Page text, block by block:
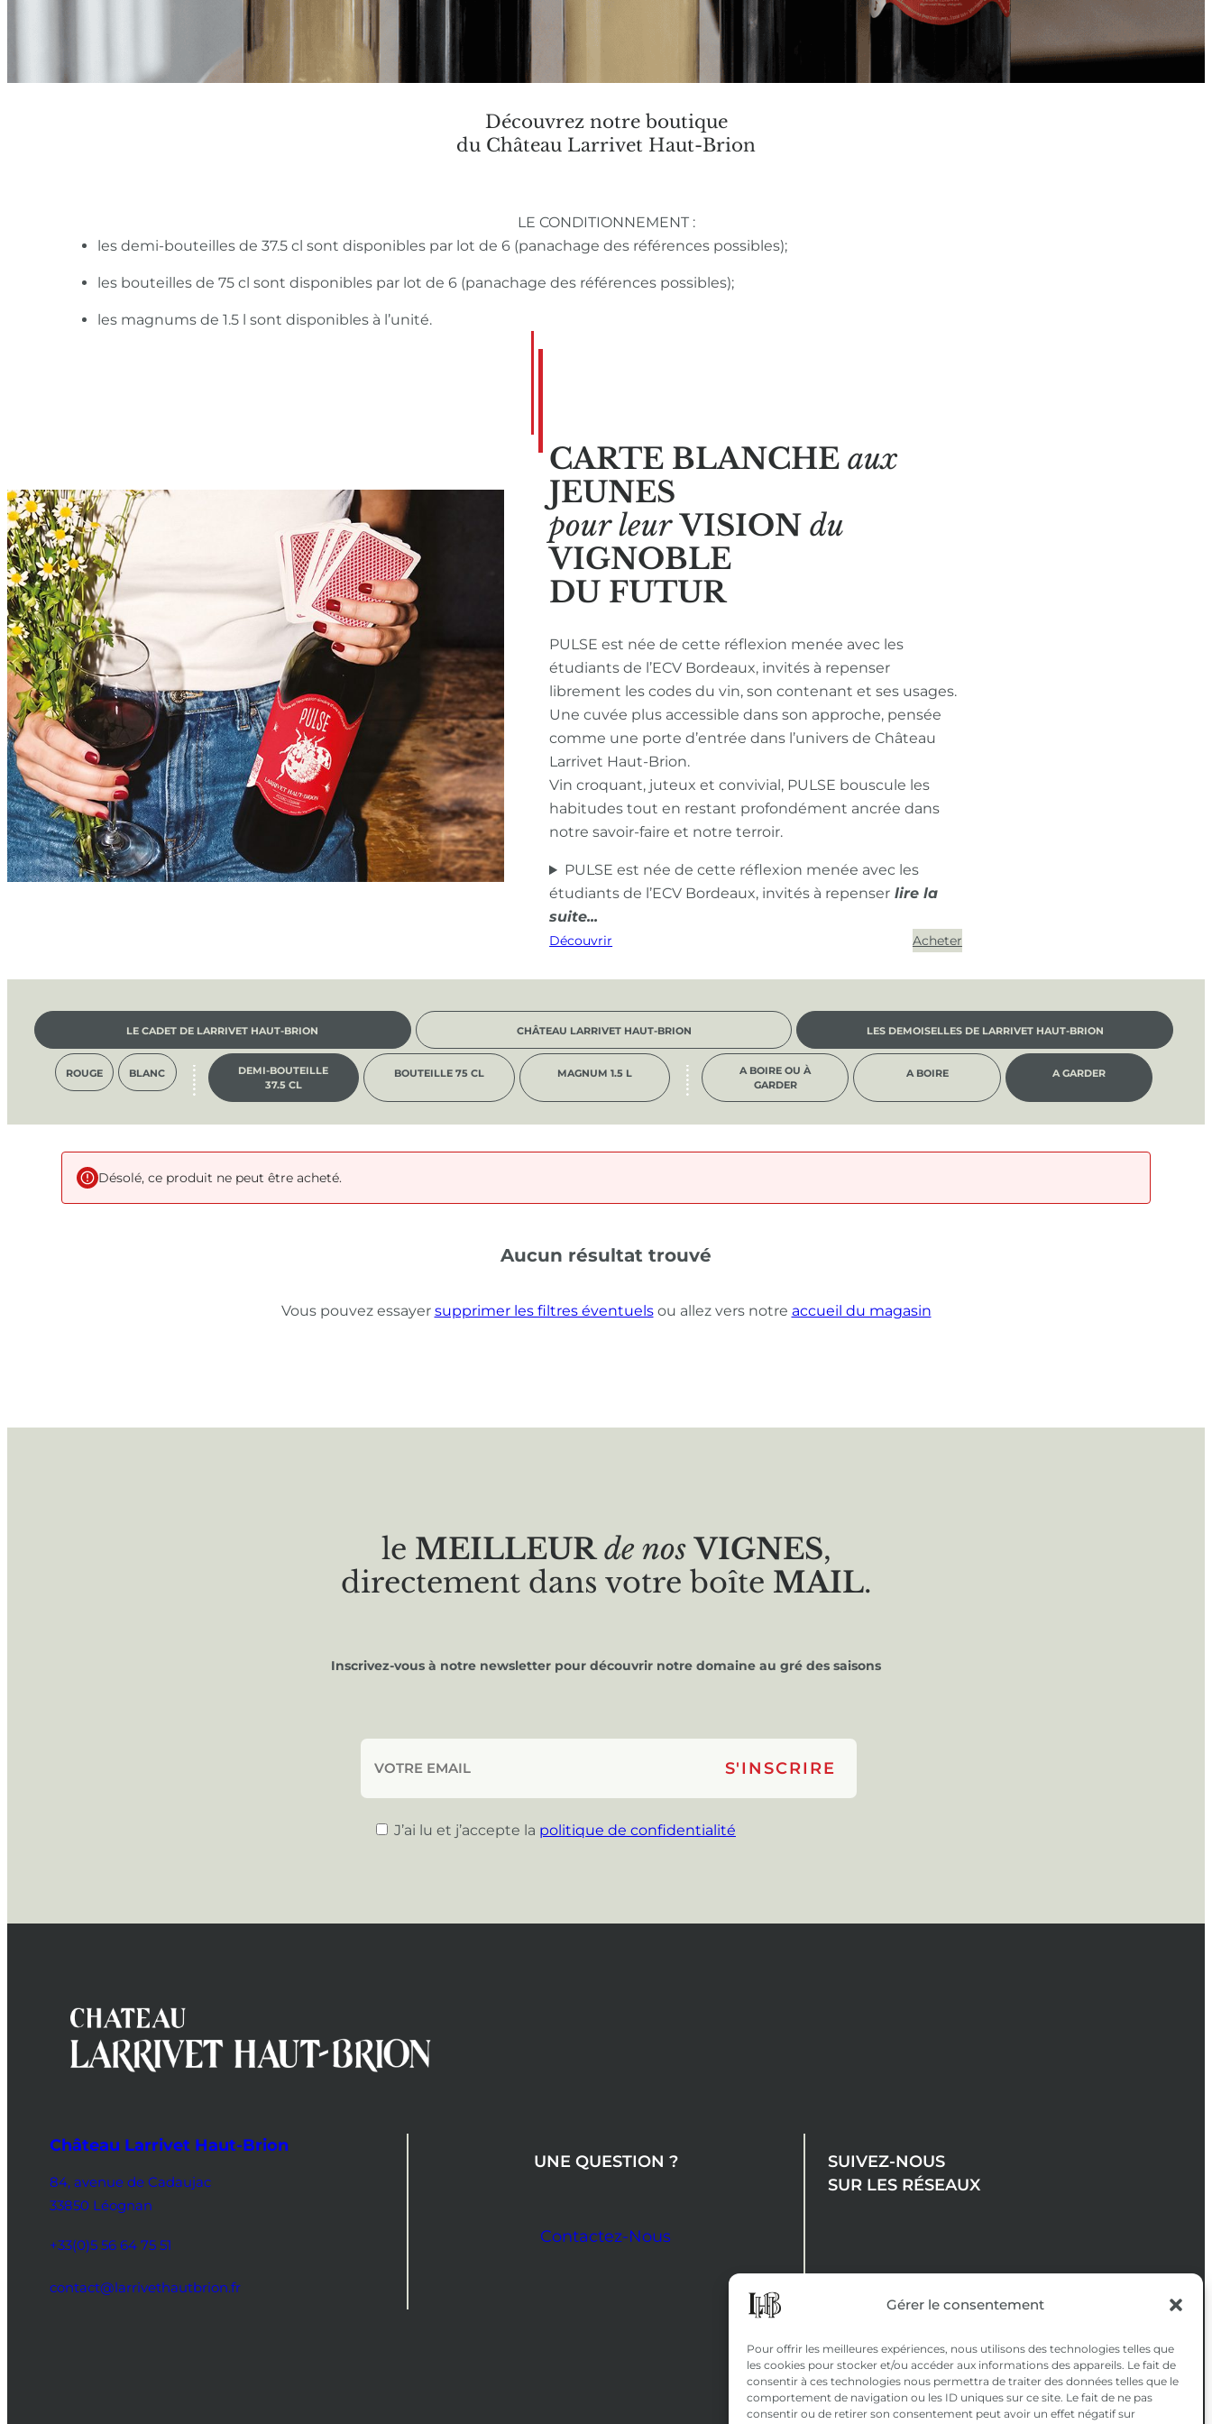
Gérer le consentement
Pour offrir les meilleures expériences, nous utilisons des technologies telles que
les cookies pour stocker et/ou accéder aux informations des appareils. Le fait de
consentir à ces technologies nous permettra de traiter des données telles que le
comportement de navigation ou les ID uniques sur ce site. Le fait de ne pas
consentir ou de retirer son consentement peut avoir un effet négatif sur
Découvrez notre boutique
du Château Larrivet Haut-Brion
LE CONDITIONNEMENT :
les demi-bouteilles de 37.5 cl sont disponibles par lot de 6 (panachage des références possibles);
les bouteilles de 75 cl sont disponibles par lot de 6 (panachage des références possibles);
les magnums de 1.5 l sont disponibles à l’unité.
CARTE BLANCHE aux
JEUNES
pour leur VISIONdu
VIGNOBLE
DU FUTUR
PULSE est née de cette réflexion menée avec les
étudiants de l’ECV Bordeaux, invités à repenser
librement les codes du vin, son contenant et ses usages.
Une cuvée plus accessible dans son approche, pensée
comme une porte d’entrée dans l’univers de Château
Larrivet Haut-Brion.
Vin croquant, juteux et convivial, PULSE bouscule les
habitudes tout en restant profondément ancrée dans
notre savoir-faire et notre terroir.
PULSE est née de cette réflexion menée avec les
étudiants de l’ECV Bordeaux, invités à repenser
Découvrir Acheter
LE CADET DE LARRIVET HAUT-BRION CHÂTEAU LARRIVET HAUT-BRION LES DEMOISELLES DE LARRIVET HAUT-BRION
ROUGE BLANC
DEMI-BOUTEILLE
37.5 CL
BOUTEILLE 75 CL MAGNUM 1.5 L
A BOIRE OU À
GARDER
A BOIRE A GARDER
Désolé, ce produit ne peut être acheté.
Aucun résultat trouvé
Vous pouvez essayer supprimer les filtres éventuelsou allez vers notre accueil du magasin
le MEILLEUR de nos VIGNES,
directement dans votre boîte MAIL.
Inscrivez-vous à notre newsletter pour découvrir notre domaine au gré des saisons
J’ai lu et j’accepte la politique de confidentialité
Château Larrivet Haut-Brion
84, avenue de Cadaujac
33850 Léognan
+33(0)5 56 64 75 51
contact@larrivethautbrion.fr
UNE QUESTION ?
Contactez-Nous
SUIVEZ-NOUS
SUR LES RÉSEAUX